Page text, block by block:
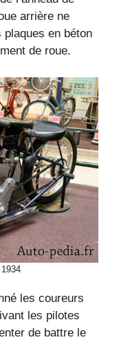
arrière ne
en béton
de roue.
les coureurs
les pilotes
de battre le